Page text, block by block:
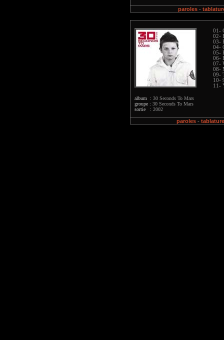
paroles -
album : 30 Seconds To Mars
groupe : 30 Seconds To Mars
sortie : 2002
01-
02-
03-
04-
05-
06-
07-
08-
09-
10-
11-
paroles-